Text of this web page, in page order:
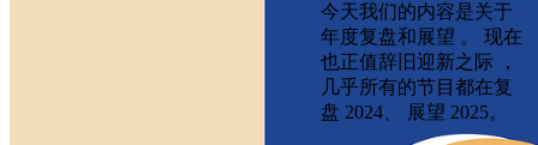
今天我们的内容是关于
年度复盘和展望 。 现在
也正值辞旧迎新之际 ，
几乎所有的节目都在复
盘 2024、 展望 2025。